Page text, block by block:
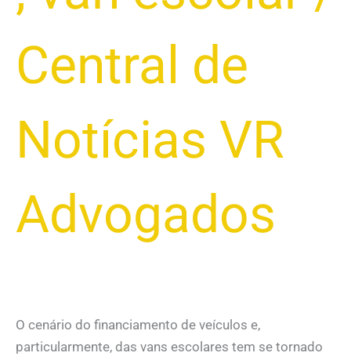
Central de
Notícias VR
Advogados
O cenário do financiamento de veículos e,
particularmente, das vans escolares tem se tornado